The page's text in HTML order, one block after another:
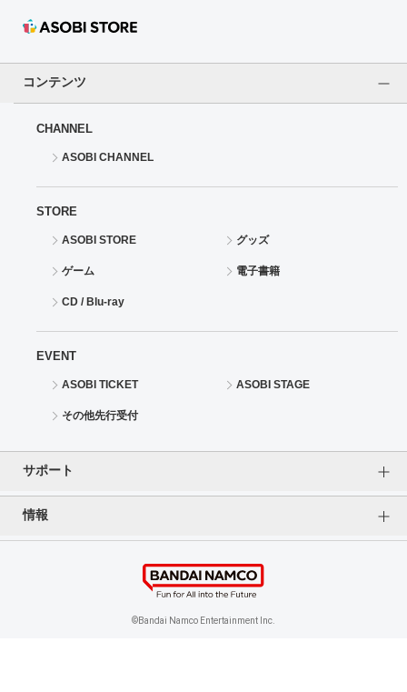
コンテンツ
CHANNEL
ASOBI CHANNEL
STORE
ASOBI STORE グッズ
ゲーム 電子書籍
CD / Blu-ray
EVENT
ASOBI TICKET ASOBI STAGE
その他先行受付
サポート
情報
個人情報保護方針
特定商取引法に基づく表記 企業情報
©Bandai Namco Entertainment Inc.